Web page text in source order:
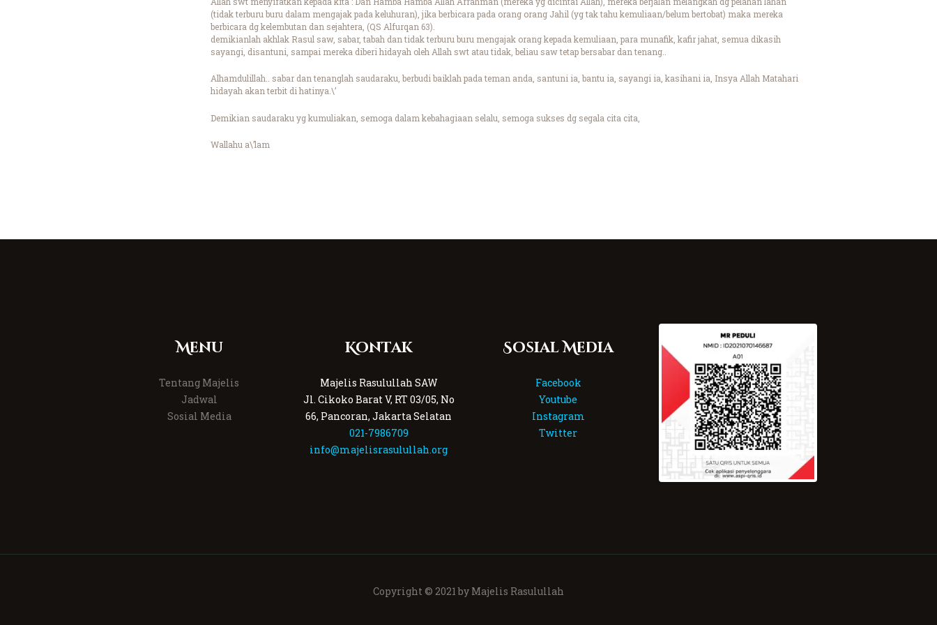
(tidak terburu buru dalam mengajak pada keluhuran), jika berbicara pada orang orang Jahil (yg tak tahu kemuliaan/belum bertobat) maka mereka
berbicara dg kelembutan dan sejahtera, (QS Alfurqan 63).
demikianlah akhlak Rasul saw, sabar, tabah dan tidak terburu buru mengajak orang kepada kemuliaan, para munafik, kafir jahat, semua dikasih
sayangi, disantuni, sampai mereka diberi hidayah oleh Allah swt atau tidak, beliau saw tetap bersabar dan tenang..
Alhamdulillah.. sabar dan tenanglah saudaraku, berbudi baiklah pada teman anda, santuni ia, bantu ia, sayangi ia, kasihani ia, Insya Allah Matahari
hidayah akan terbit di hatinya.\’
Demikian saudaraku yg kumuliakan, semoga dalam kebahagiaan selalu, semoga sukses dg segala cita cita,
Wallahu a\’lam
Menu
Tentang Majelis
Jadwal
Sosial Media
Kontak
Majelis Rasulullah SAW
Jl. Cikoko Barat V, RT 03/05, No
66, Pancoran, Jakarta Selatan
021-7986709
info@majelisrasulullah.org
Sosial Media
Facebook
Youtube
Instagram
Twitter
Copyright © 2021 by Majelis Rasulullah